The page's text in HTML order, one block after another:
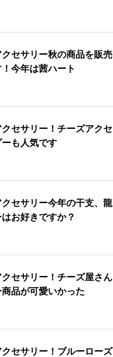
セサリー秋の商品を販売
今年は茜ハート
セサリー！チーズアクセ
も人気です
セサリー今年の干支、龍
お好きですか？
セサリー！チーズ屋さん
品が可愛いかった
セサリー！ブルーローズ